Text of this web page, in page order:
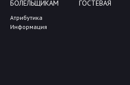
БОЛЕЛЬЩИКАМ
Атрибутика
Информация
ГОСТЕВАЯ